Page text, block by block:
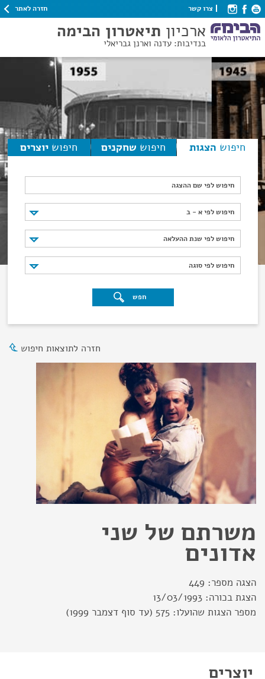
צרו קשר חזרה לאתר
ארכיון תיאטרון הבימה
בנדיבות: עדנה וארנן גבריאלי
חיפוש הצגות חיפוש שחקנים חיפוש יוצרים
חיפוש לפי שם ההצגה
חיפוש לפי א - ב
חיפוש לפי א - ב
חיפוש לפי שנת ההעלאה
חיפוש לפי שנת ההעלאה
חיפוש לפי סוגה
חיפוש לפי סוגה
חפש
חזרה לתוצאות חיפוש
משרתם של שני
אדונים
הצגה מספר: 449
הצגת בכורה: 13/03/1993
מספר הצגות שהועלו: 575 (עד סוף דצמבר 1999)
יוצרים